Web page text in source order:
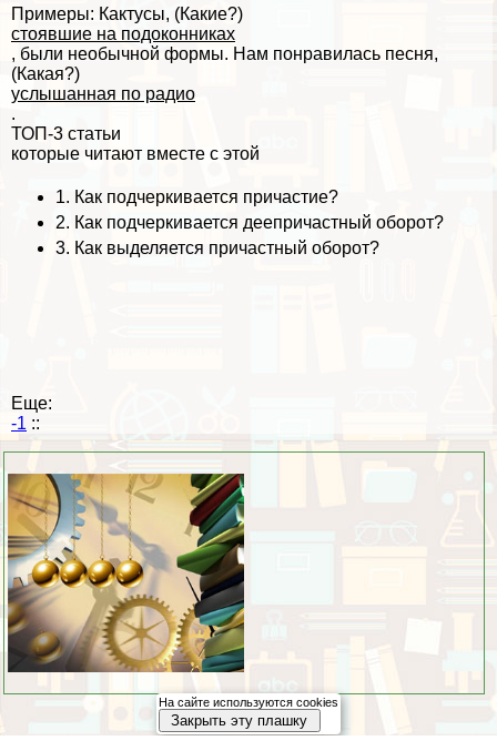
Примеры: Кактусы, (Какие?)
стоявшие на подоконниках
, были необычной формы. Нам понравилась песня,
(Какая?)
услышанная по радио
.
ТОП-3 статьи
которые читают вместе с этой
1. Как подчеркивается причастие?
2. Как подчеркивается деепричастный оборот?
3. Как выделяется причастный оборот?
Еще:
-1 ::
На сайте используются cookies
Закрыть эту плашку